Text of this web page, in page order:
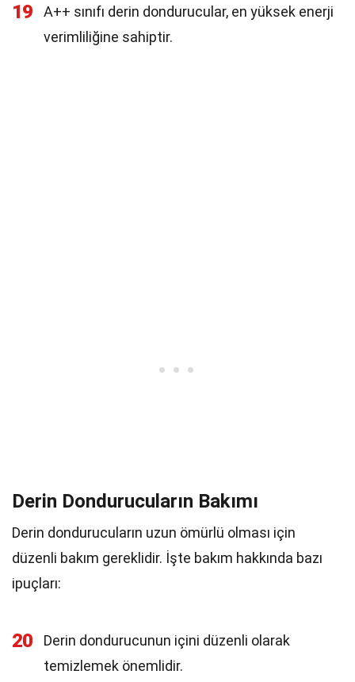
19
A++ sınıfı derin dondurucular, en yüksek enerji
verimliliğine sahiptir.
Derin Dondurucuların Bakımı
Derin dondurucuların uzun ömürlü olması için
düzenli bakım gereklidir. İşte bakım hakkında bazı
ipuçları:
20
Derin dondurucunun içini düzenli olarak
temizlemek önemlidir.